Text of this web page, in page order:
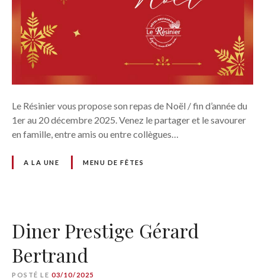
Le Résinier vous propose son repas de Noël / fin d’année du
1er au 20 décembre 2025. Venez le partager et le savourer
en famille, entre amis ou entre collègues…
A LA UNE MENU DE FÊTES
Diner Prestige Gérard
Bertrand
POSTÉ LE 03/10/2025